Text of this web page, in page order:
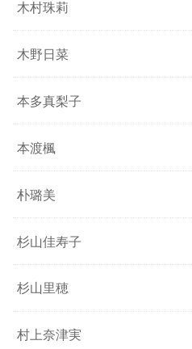
木村珠莉
木野日菜
本多真梨子
本渡楓
朴璐美
杉山佳寿子
杉山里穂
村上奈津実